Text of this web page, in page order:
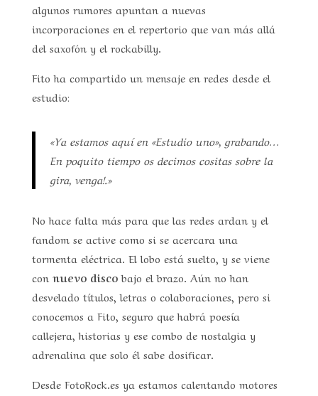
algunos rumores apuntan a nuevas
incorporaciones en el repertorio que van más allá
del saxofón y el rockabilly.
Fito ha compartido un mensaje en redes desde el
estudio:
«Ya estamos aquí en «Estudio uno», grabando…
En poquito tiempo os decimos cositas sobre la
gira, venga!.»
No hace falta más para que las redes ardan y el
fandom se active como si se acercara una
tormenta eléctrica. El lobo está suelto, y se viene
con nuevo discobajo el brazo. Aún no han
desvelado títulos, letras o colaboraciones, pero si
conocemos a Fito, seguro que habrá poesía
callejera, historias y ese combo de nostalgia y
adrenalina que solo él sabe dosificar.
Desde FotoRock.es ya estamos calentando motores